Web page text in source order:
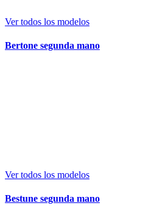
Ver todos los modelos
Bertone segunda mano
Ver todos los modelos
Bestune segunda mano